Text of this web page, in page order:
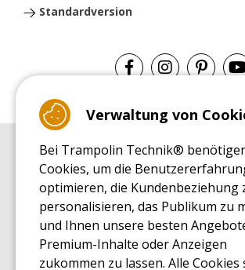
Standardversion
EINKAUFSRATGEBER
Einkaufsratgeber
MONTAGE RATGEBER
Montagehinweise für ein Freizeit Trampolin
PFLEGERATGEBER
Pflegeratgeber für Ihr Freizeit Trampolin
Verwaltung von
Bei Trampolin Technik®
Cookies, um die
optimieren, die Kundenbeziehung
personalisieren, das Publikum zu
und Ihnen unsere besten
Premium-Inhalte oder Anzeigen
zukommen zu lassen. Alle Cookies